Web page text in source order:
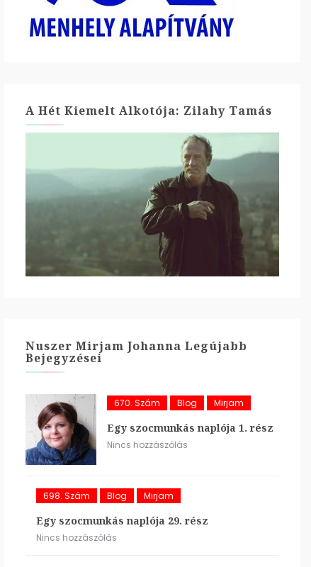
A Hét Kiemelt Alkotója: Zilahy Tamás
Nuszer Mirjam Johanna Legújabb
Bejegyzései
670. Szám Blog Mirjam
Egy szocmunkás naplója 1. rész
Nincs hozzászólás
698. Szám Blog Mirjam
Egy szocmunkás naplója 29. rész
Nincs hozzászólás